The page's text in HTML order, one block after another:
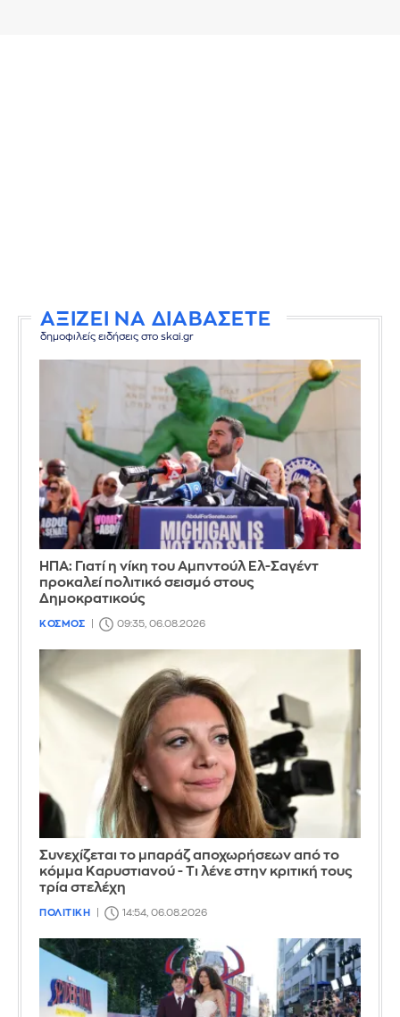
ΑΞΙΖΕΙ ΝΑ ΔΙΑΒΑΣΕΤΕ
δημοφιλείς ειδήσεις στο skai.gr
ΗΠΑ: Γιατί η νίκη του Αμπντούλ Ελ-Σαγέντ
προκαλεί πολιτικό σεισμό στους
Δημοκρατικούς
ΚΟΣΜΟΣ 09:35, 06.08.2026
Συνεχίζεται το μπαράζ αποχωρήσεων από το
κόμμα Καρυστιανού - Τι λένε στην κριτική τους
τρία στελέχη
ΠΟΛΙΤΙΚΗ 14:54, 06.08.2026